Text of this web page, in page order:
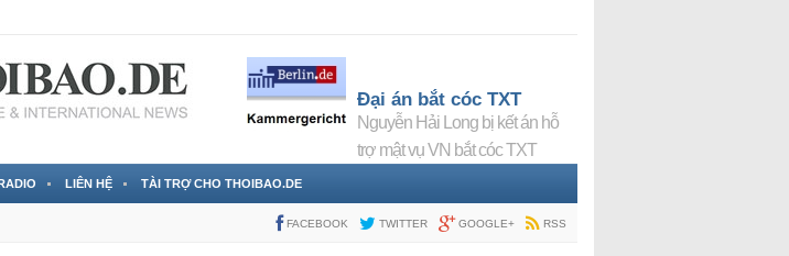
Đại án bắt cóc TXT
Nguyễn Hải Long bị kết án hỗ
trợ mật vụ VN bắt cóc TXT
LIÊN HỆ TÀI TRỢ CHO THOIBAO.DE
FACEBOOK TWITTER GOOGLE+ RSS